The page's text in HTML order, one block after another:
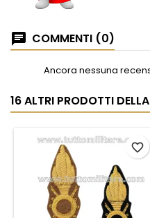
COMMENTI (0)
Ancora nessuna
16 ALTRI PRODOTTI
favorite_border